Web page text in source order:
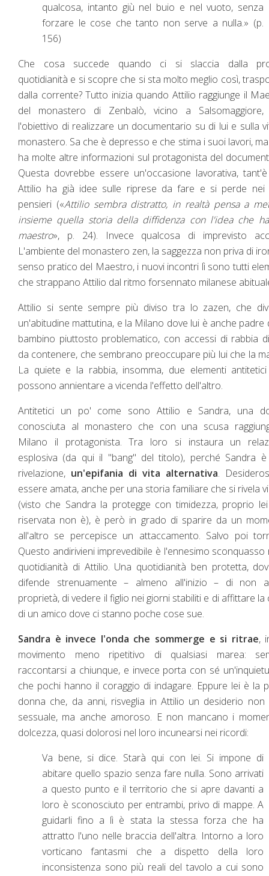
qualcosa, intanto giù nel buio e nel vuoto, senza
forzare le cose che tanto non serve a nulla.» (p.
156)
Che cosa succede quando ci si slaccia dalla
quotidianità e si scopre che si sta molto meglio così,
dalla corrente? Tutto inizia quando Attilio raggiunge il
del monastero di Zenbalò, vicino a
l'obiettivo di realizzare un documentario su di lui e sulla
monastero. Sa che è depresso e che stima i suoi lavori,
ha molte altre informazioni sul protagonista del
Questa dovrebbe essere un'occasione lavorativa,
Attilio ha già idee sulle riprese da fare e si perde nei
pensieri («Attilio sembra distratto, in realtà pensa a
insieme quella storia della diffidenza con l'idea che
maestro», p. 24). Invece qualcosa di imprevisto
L'ambiente del monastero zen, la saggezza non priva di
senso pratico del Maestro, i nuovi incontri lì sono tutti
che strappano Attilio dal ritmo forsennato milanese
Attilio si sente sempre più diviso tra lo zazen, che
un'abitudine mattutina, e la Milano dove lui è anche padre
bambino piuttosto problematico, con accessi di rabbia
da contenere, che sembrano preoccupare più lui che la
La quiete e la rabbia, insomma, due elementi
possono annientare a vicenda l'effetto dell'altro.
Antitetici un po' come sono Attilio e Sandra, una
conosciuta al monastero che con una scusa
Milano il protagonista. Tra loro si instaura un
esplosiva (da qui il "bang" del titolo), perché Sandra
rivelazione, un'epifania di vita alternativa.
essere amata, anche per una storia familiare che si rivela
(visto che Sandra la protegge con timidezza, proprio
riservata non è), è però in grado di sparire da un
all'altro se percepisce un attaccamento. Salvo poi
Questo andirivieni imprevedibile è l'ennesimo sconquasso
quotidianità di Attilio. Una quotidianità ben protetta,
difende strenuamente – almeno all'inizio – di non
proprietà, di vedere il figlio nei giorni stabiliti e di affittare la
di un amico dove ci stanno poche cose sue.
Sandra è invece l'onda che sommerge e si ritrae,
movimento meno ripetitivo di qualsiasi marea:
raccontarsi a chiunque, e invece porta con sé
che pochi hanno il coraggio di indagare. Eppure lei è la
donna che, da anni, risveglia in Attilio un desiderio non
sessuale, ma anche amoroso. E non mancano i
dolcezza, quasi dolorosi nel loro incunearsi nei ricordi:
Va bene, si dice. Starà qui con lei. Si impone di
abitare quello spazio senza fare nulla. Sono arrivati
a questo punto e il territorio che si apre davanti a
loro è sconosciuto per entrambi, privo di mappe. A
guidarli fino a lì è stata la stessa forza che ha
attratto l'uno nelle braccia dell'altra. Intorno a loro
vorticano fantasmi che a dispetto della loro
inconsistenza sono più reali del tavolo a cui sono